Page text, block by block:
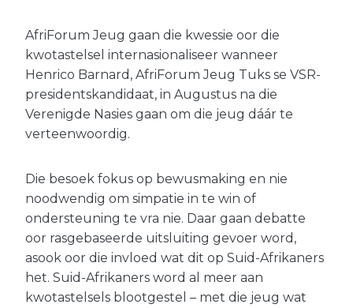
AfriForum Jeug gaan die kwessie oor die
kwotastelsel internasionaliseer wanneer
Henrico Barnard, AfriForum Jeug Tuks se VSR-
presidentskandidaat, in Augustus na die
Verenigde Nasies gaan om die jeug dáár te
verteenwoordig.
Die besoek fokus op bewusmaking en nie
noodwendig om simpatie in te win of
ondersteuning te vra nie. Daar gaan debatte
oor rasgebaseerde uitsluiting gevoer word,
asook oor die invloed wat dit op Suid-Afrikaners
het. Suid-Afrikaners word al meer aan
kwotastelsels blootgestel – met die jeug wat